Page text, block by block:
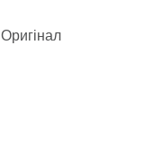
Оригінал